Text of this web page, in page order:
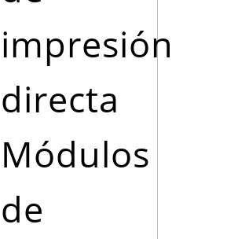
impresión
directa
Módulos
de